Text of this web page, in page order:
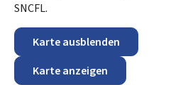
SNCFL.
Karte ausblenden
Karte anzeigen